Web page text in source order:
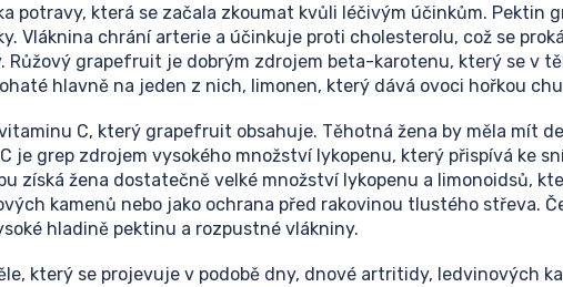
potravy, která se začala zkoumat kvůli léčivým účinkům. Pektin
Vláknina chrání arterie a účinkuje proti cholesterolu, což se
grapefruit je dobrým zdrojem beta-karotenu, který se v
hlavně na jeden z nich, limonen, který dává ovoci hořkou
C, který grapefruit obsahuje. Těhotná žena by měla mít
je grep zdrojem vysokého množství lykopenu, který přispívá ke
získá žena dostatečně velké množství lykopenu a limonoidsů,
kamenů nebo jako ochrana před rakovinou tlustého střeva.
hladině pektinu a rozpustné vlákniny.
který se projevuje v podobě dny, dnové artritidy, ledvinových